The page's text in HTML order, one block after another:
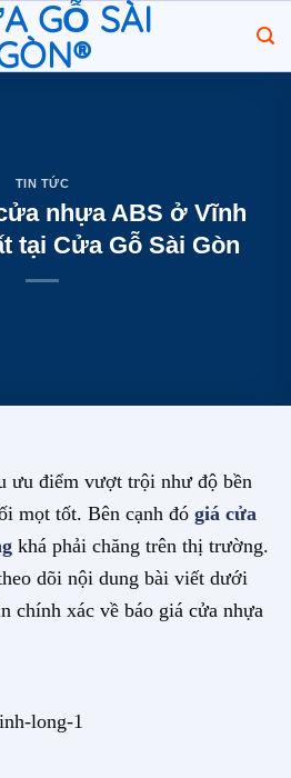
TIN TỨC
nhựa ABS ở Vĩnh
tại Cửa Gỗ Sài Gòn
ưu điểm vượt trội như độ bền
mọt tốt. Bên cạnh đó giá cửa
khá phải chăng trên thị trường.
dõi nội dung bài viết dưới
chính xác về báo giá cửa nhựa